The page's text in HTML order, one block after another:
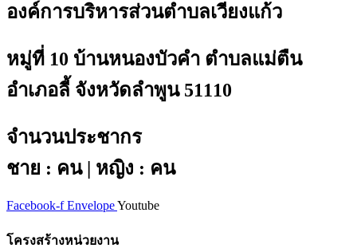
องค์การบริหารส่วนตำบลเวียงแก้ว
หมู่ที่ 10 บ้านหนองบัวคำ ตำบลแม่ตืน
อำเภอลี้ จังหวัดลำพูน 51110
จำนวนประชากร
ชาย : คน | หญิง : คน
Facebook-f EnvelopeYoutube
โครงสร้างหน่วยงาน